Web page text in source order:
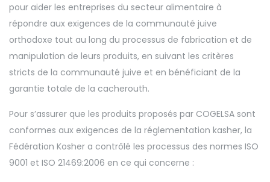
pour aider les entreprises du secteur alimentaire à
répondre aux exigences de la communauté juive
orthodoxe tout au long du processus de fabrication et de
manipulation de leurs produits, en suivant les critères
stricts de la communauté juive et en bénéficiant de la
garantie totale de la cacherouth.
Pour s’assurer que les produits proposés par COGELSA sont
conformes aux exigences de la réglementation kasher, la
Fédération Kosher a contrôlé les processus des normes ISO
9001 et ISO 21469:2006 en ce qui concerne :